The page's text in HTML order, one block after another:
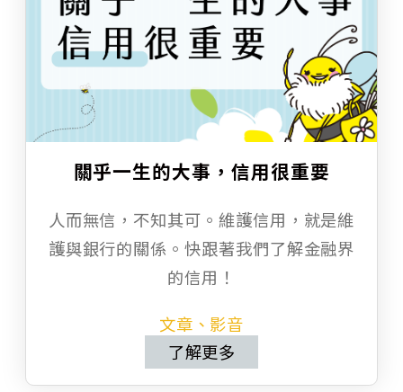
關乎一生的大事，信用很重要
人而無信，不知其可。維護信用，就是維
護與銀行的關係。快跟著我們了解金融界
的信用！
文章、影音
了解更多